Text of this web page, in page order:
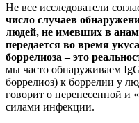
Не все исследователи
число случаев
людей, не имевших в
передается во время
боррелиоза – это
мы часто обнаруживаем
боррелиоз) к боррелии у
говорит о перенесенной и
силами инфекции.